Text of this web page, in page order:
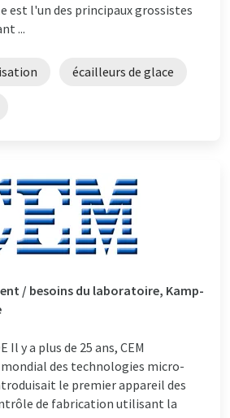
l'un des principaux grossistes
...
écailleurs de glace
/ besoins du laboratoire, Kamp-
Il y a plus de 25 ans, CEM
des technologies micro-
le premier appareil des
de fabrication utilisant la